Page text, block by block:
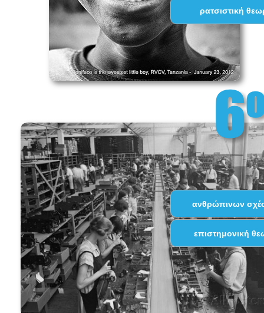
ρατσιστική
ανθρώπινων
επιστημονική